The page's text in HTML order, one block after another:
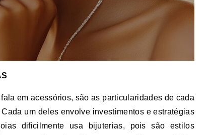
em acessórios, são as particularidades de cada
um deles envolve investimentos e estratégias
dificilmente usa bijuterias, pois são estilos